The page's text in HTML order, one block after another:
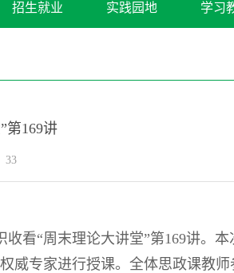
招生就业 实践园地 学习
第169讲
33
看“周末理论大讲堂”第169讲。
专家进行授课。全体思政课教师